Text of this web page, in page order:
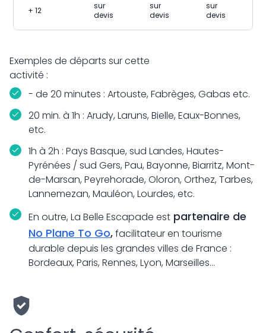
+ 12
sur
devis
sur
devis
sur
devis
Exemples de départs sur cette
activité :
- de 20 minutes : Artouste, Fabrèges, Gabas etc.
20 min. à 1h : Arudy, Laruns, Bielle, Eaux-Bonnes,
etc.
1h à 2h : Pays Basque, sud Landes, Hautes-
Pyrénées / sud Gers, Pau, Bayonne, Biarritz, Mont-
de-Marsan, Peyrehorade, Oloron, Orthez, Tarbes,
Lannemezan, Mauléon, Lourdes, etc.
En outre, La Belle Escapade est partenaire de
No Plane To Go,facilitateur en tourisme
durable depuis les grandes villes de France :
Bordeaux, Paris, Rennes, Lyon, Marseilles...